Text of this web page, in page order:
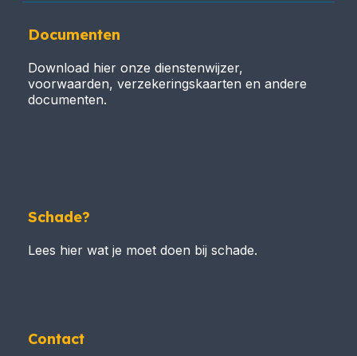
Documenten
Download hier onze dienstenwijzer,
voorwaarden, verzekeringskaarten en andere
documenten.
Schade?
Lees hier wat je moet doen bij schade.
Contact